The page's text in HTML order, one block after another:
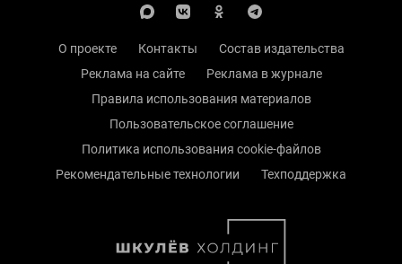
О проекте Контакты
Состав издательства
Реклама на сайте
Реклама в журнале
Правила использования материалов
Пользовательское соглашение
Политика использования cookie-файлов
Рекомендательные технологии
Техподдержка